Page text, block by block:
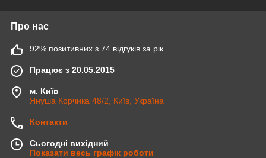
Про нас
92% позитивних з 74 відгуків за рік
Працює з 20.05.2015
м. Київ
Януша Корчика 48/2, Київ, Україна
Контакти
Сьогодні вихідний
Показати весь графік роботи